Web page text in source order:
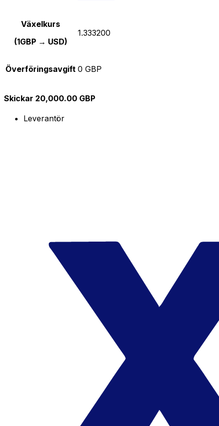
Växelkurs
(1GBP → USD)
1.333200
Överföringsavgift 0 GBP
Skickar 20,000.00 GBP
Leverantör